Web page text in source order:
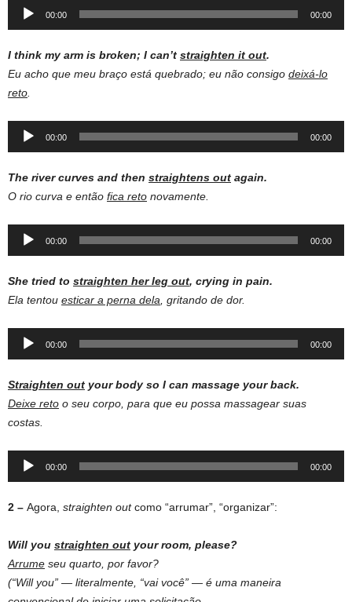
Audio
00:00 00:00
I think my arm is broken; I can’t straighten it out.
Eu acho que meu braço está quebrado; eu não consigo deixá-lo
reto
Audio
00:00 00:00
The river curves and then straightens out again.
O rio curva e então fica reto novamente.
Audio
00:00 00:00
She tried to straighten her leg out, crying in pain.
Ela tentou esticar a perna dela , gritando de dor.
Audio
00:00 00:00
Straighten out your body so I can massage your back.
Deixe reto o seu corpo, para que eu possa massagear suas
costas.
Audio
00:00 00:00
2 – Agora, straighten outcomo “arrumar”, “organizar”:
Will you straighten out your room, please?
Arrume seu quarto, por favor?
(“Will you” — literalmente, “vai você” — é uma maneira